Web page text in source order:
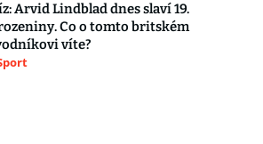
Arvid Lindblad dnes slaví 19.
Co o tomto britském
víte?